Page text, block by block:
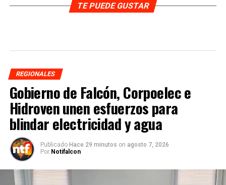
TE PUEDE GUSTAR
REGIONALES
Gobierno de Falcón, Corpoelec e
Hidroven unen esfuerzos para
blindar electricidad y agua
Publicado Hace 29 minutos on agosto 7, 2026
Por Notifalcon